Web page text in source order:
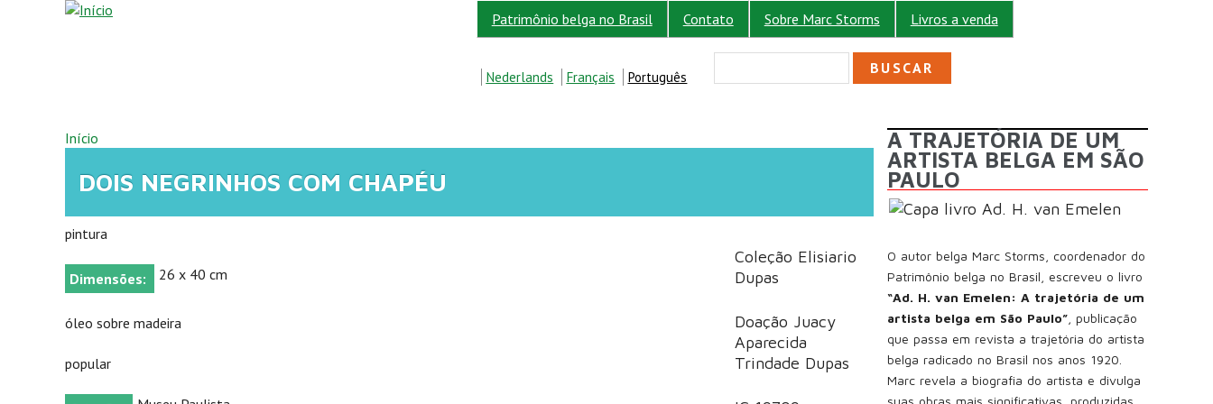
Pular para o conteúdo principal Patrimônio belga no Brasil Contato Sobre Marc Storms Livros a venda
Nederlands Français Português FORMULÁRIO DE BUSCA
VOCÊ ESTÁ AQUI
Início
DOIS NEGRINHOS COM CHAPÉU
pintura
Dimensões: 26 x 40 cm
óleo sobre madeira
popular
Coleção Elisiario
Dupas
Doação Juacy
Aparecida
Trindade Dupas
A TRAJETÓRIA DE UM
ARTISTA BELGA EM SÃO
PAULO
O autor belga Marc Storms, coordenador do
Patrimônio belga no Brasil, escreveu o livro
“Ad. H. van Emelen: A trajetória de um
artista belga em São Paulo” , publicação
que passa em revista a trajetória do artista
belga radicado no Brasil nos anos 1920.
Marc revela a biografia do artista e divulga
suas obras mais significativas, produzidas